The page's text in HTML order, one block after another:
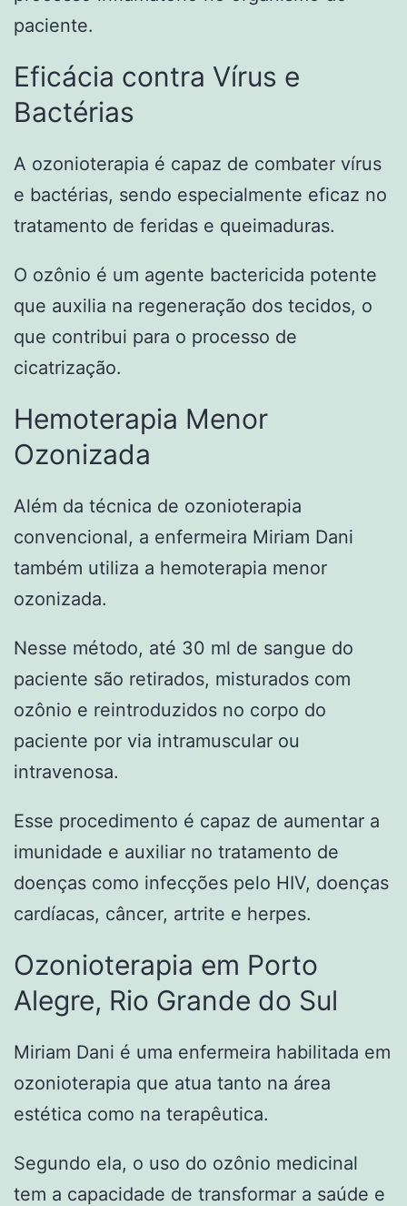
paciente.
Eficácia contra Vírus e
Bactérias
A ozonioterapia é capaz de combater vírus
e bactérias, sendo especialmente eficaz no
tratamento de feridas e queimaduras.
O ozônio é um agente bactericida potente
que auxilia na regeneração dos tecidos, o
que contribui para o processo de
cicatrização.
Hemoterapia Menor
Ozonizada
Além da técnica de ozonioterapia
convencional, a enfermeira Miriam Dani
também utiliza a hemoterapia menor
ozonizada.
Nesse método, até 30 ml de sangue do
paciente são retirados, misturados com
ozônio e reintroduzidos no corpo do
paciente por via intramuscular ou
intravenosa.
Esse procedimento é capaz de aumentar a
imunidade e auxiliar no tratamento de
doenças como infecções pelo HIV, doenças
cardíacas, câncer, artrite e herpes.
Ozonioterapia em Porto
Alegre, Rio Grande do Sul
Miriam Dani é uma enfermeira habilitada em
ozonioterapia que atua tanto na área
estética como na terapêutica.
Segundo ela, o uso do ozônio medicinal
tem a capacidade de transformar a saúde e